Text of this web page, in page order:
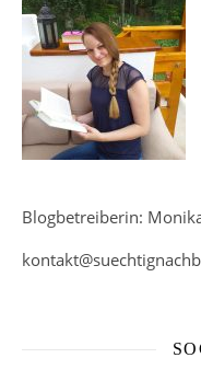
Blogbetreiberin: